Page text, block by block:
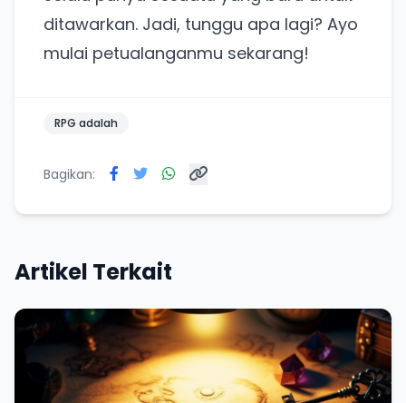
ditawarkan. Jadi, tunggu apa lagi? Ayo
mulai petualanganmu sekarang!
RPG adalah
Bagikan:
Artikel Terkait
Punya website SMM baru nih! Coba BulkFame
pakai Zona Sosmed kapan saja.
Coba BulkFame
Lain kali saja